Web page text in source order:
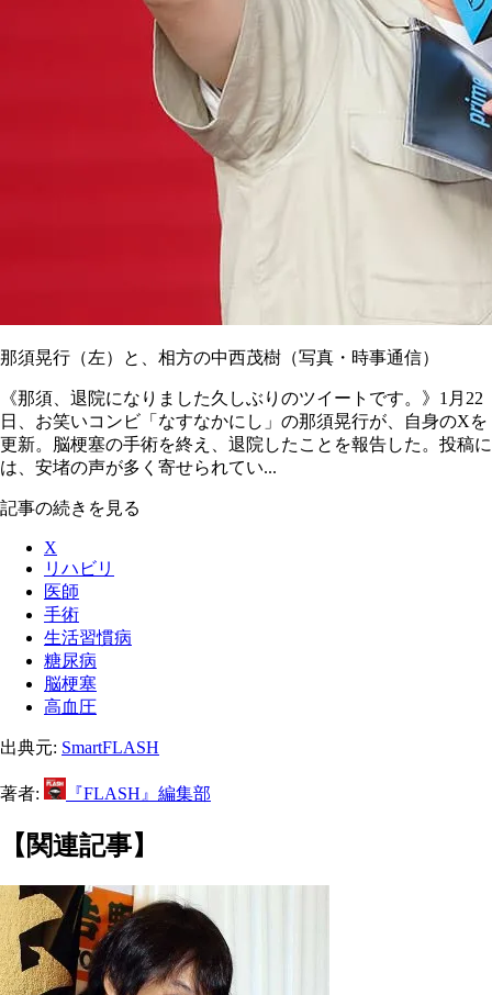
那須晃行（左）と、相方の中西茂樹（写真・時事通信）
《那須、退院になりました久しぶりのツイートです。》1月22
日、お笑いコンビ「なすなかにし」の那須晃行が、自身のXを
更新。脳梗塞の手術を終え、退院したことを報告した。投稿に
は、安堵の声が多く寄せられてい...
記事の続きを見る
X
リハビリ
医師
手術
生活習慣病
糖尿病
脳梗塞
高血圧
出典元: SmartFLASH
著者: 『FLASH』編集部
【関連記事】